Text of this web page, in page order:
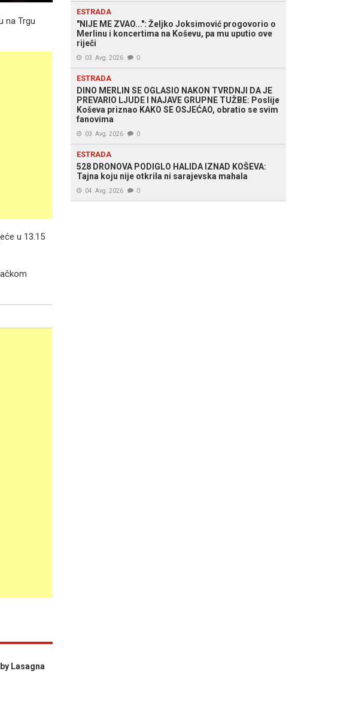
na Trgu
u 13.15
Lasagna
ESTRADA
"NIJE ME ZVAO...": Željko Joksimović progovorio o
Merlinu i koncertima na Koševu, pa mu uputio ove
riječi
03. Avg. 2026 0
ESTRADA
DINO MERLIN SE OGLASIO NAKON TVRDNJI DA JE
PREVARIO LJUDE I NAJAVE GRUPNE TUŽBE: Poslije
Koševa priznao KAKO SE OSJEĆAO, obratio se svim
fanovima
03. Avg. 2026 0
ESTRADA
528 DRONOVA PODIGLO HALIDA IZNAD KOŠEVA:
Tajna koju nije otkrila ni sarajevska mahala
04. Avg. 2026 0